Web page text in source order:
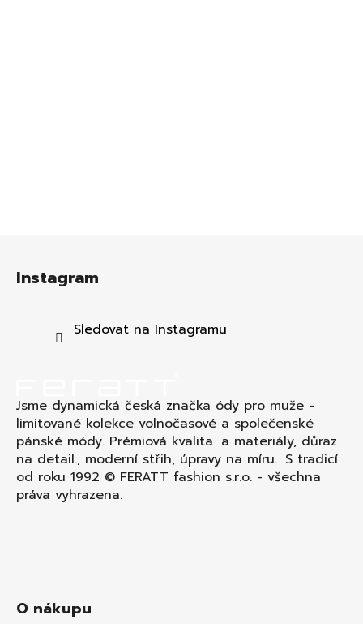
Instagram
Sledovat na Instagramu
Jsme dynamická česká značka ódy pro muže -
limitované kolekce volnočasové a společenské
pánské módy. Prémiová kvalita a materiály, důraz
na detail., moderní střih, úpravy na míru. S tradicí
od roku 1992 © FERATT fashion s.r.o. - všechna
práva vyhrazena.
O nákupu